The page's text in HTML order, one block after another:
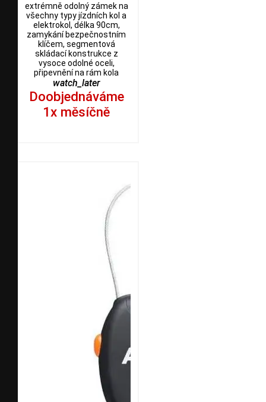
extrémně odolný zámek na
všechny typy jízdních kol a
elektrokol, délka 90cm,
zamykání bezpečnostním
klíčem, segmentová
skládací konstrukce z
vysoce odolné oceli,
připevnění na rám kola
watch_later
Doobjednáváme
1x měsíčně